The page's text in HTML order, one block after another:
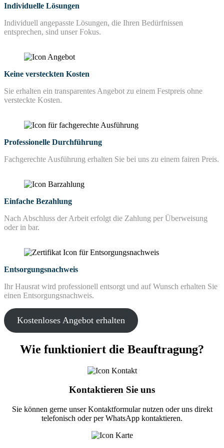
Individuelle Lösungen
Individuell angepasste Lösungen, die Ihren Bedürfnissen
entsprechen, sind unser Fokus.
Keine versteckten Kosten
Sie erhalten ein transparentes Angebot zu einem Festpreis ohne
versteckte Kosten.
Professionelle Durchführung
Fachgerechte Ausführung erhalten Sie bei uns zu einem fairen Preis.
Einfache Bezahlung
Nach Abschluss der Arbeit erfolgt die Zahlung per Überweisung
oder in bar.
Entsorgungsnachweis
Ihr Hausrat wird professionell entsorgt und auf Wunsch erhalten Sie
einen Entsorgungsnachweis.
Kostenloses Angebot erhalten
Wie funktioniert die Beauftragung?
Kontaktieren Sie uns
Sie können gerne unser Kontaktformular nutzen oder uns direkt
telefonisch oder per WhatsApp kontaktieren.